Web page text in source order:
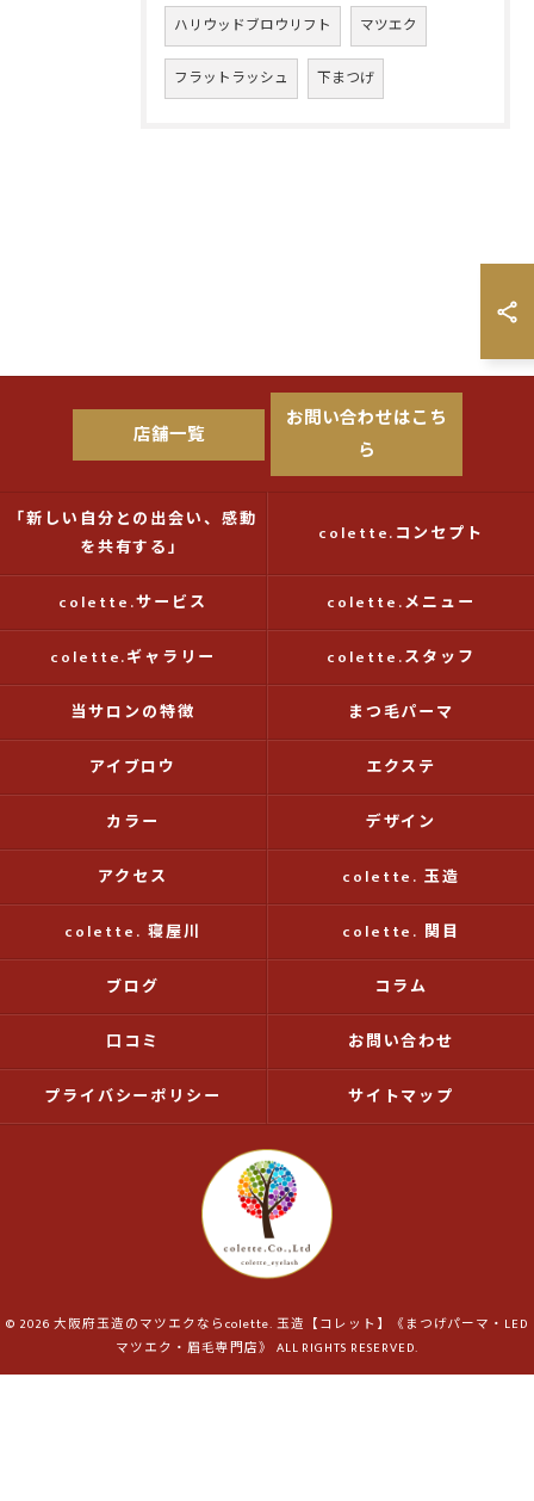
ハリウッドブロウリフト マツエク
フラットラッシュ 下まつげ
店舗一覧
お問い合わせはこち
ら
「新しい自分との出会い、感動
を共有する」
colette.コンセプト
colette.サービス colette.メニュー
colette.ギャラリー colette.スタッフ
当サロンの特徴 まつ毛パーマ
アイブロウ エクステ
カラー デザイン
アクセス colette. 玉造
colette. 寝屋川 colette. 関目
ブログ コラム
口コミ お問い合わせ
プライバシーポリシー サイトマップ
© 2026 大阪府玉造のマツエクならcolette. 玉造【コレット】《まつげパーマ・LED
マツエク・眉毛専門店》 ALL RIGHTS RESERVED.